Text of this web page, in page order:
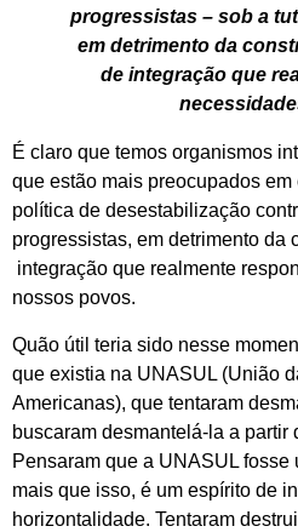
progressistas – sob a
em detrimento da
de integração que
É claro que temos organismos
que estão mais preocupados
política de desestabilização
progressistas, em detrimento da
integração que realmente
nossos povos.
Quão útil teria sido nesse
que existia na UNASUL (União
Americanas), que tentaram
buscaram desmantelá-la a partir
Pensaram que a UNASUL fosse
mais que isso, é um espírito de
horizontalidade. Tentaram